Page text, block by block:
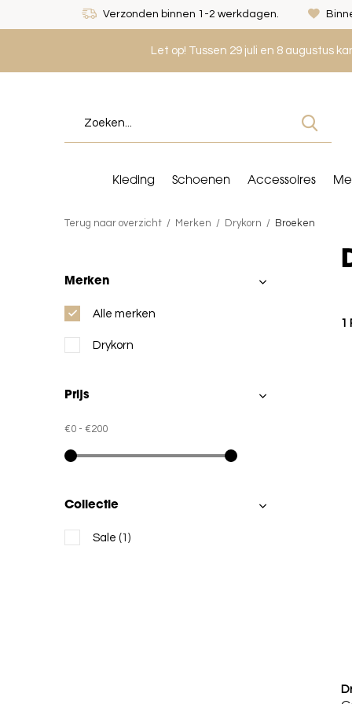
Let op! Tussen 29 juli en 8 augustus
Kleding Schoenen Accessoires
Verzonden binnen 1-2 werkdagen.
Terug naar overzicht Merken Drykorn Broeken
1
Merken
Alle merken
Drykorn
Prijs
€0 - €200
Collectie
Sale (1)